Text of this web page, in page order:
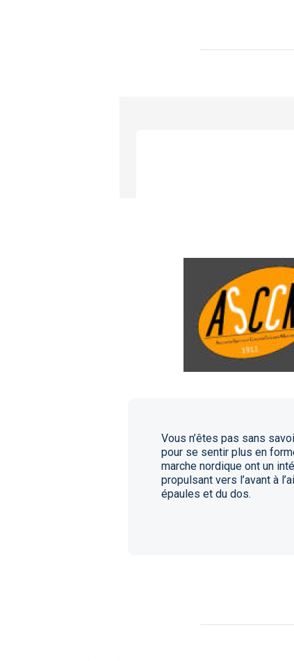
Vous n’êtes pas sans
pour se sentir plus en
marche nordique ont un
propulsant vers l’avant à
épaules et du dos.